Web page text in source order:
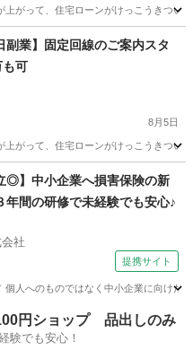
がって、住宅ローンがけっこうきつ
副業】固定回線のご案内スタ
も可
8月5日
がって、住宅ローンがけっこうきつ
◎】中小企業へ損害保険の新
年間の研修で未経験でも安心♪
社
提携サイト
個人へのものではなく中小企業に向け
円ショップ 品出しのみ
験でも安心！